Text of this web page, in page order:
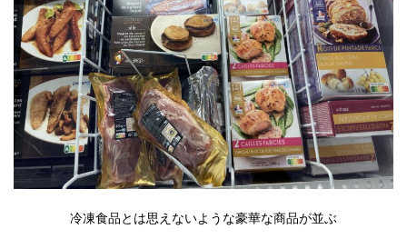
冷凍食品とは思えないような豪華な商品が並ぶ